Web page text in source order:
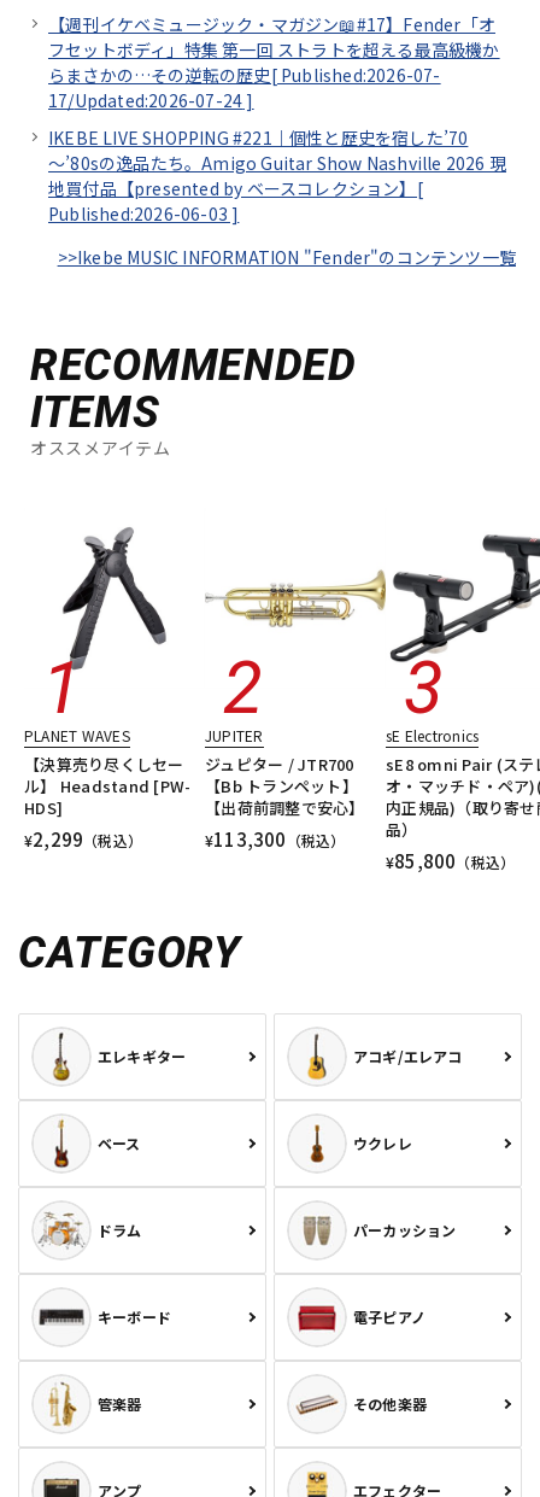
【週刊イケベミュージック・マガジン📖#17】Fender「オ
フセットボディ」特集 第一回 ストラトを超える最高級機か
らまさかの…その逆転の歴史[ Published:2026-07-
17/Updated:2026-07-24 ]
IKEBE LIVE SHOPPING #221｜個性と歴史を宿した’70
～’80sの逸品たち。Amigo Guitar Show Nashville 2026 現
地買付品【presented by ベースコレクション】[
Published:2026-06-03 ]
>>Ikebe MUSIC INFORMATION "Fender"のコンテンツ一覧
RECOMMENDED
ITEMS
オススメアイテム
PLANET WAVES
【決算売り尽くしセー
ル】 Headstand [PW-
HDS]
¥2,299 （税込）
JUPITER
ジュピター / JTR700
【Bb トランペット】
【出荷前調整で安心】
¥113,300 （税込）
sE Electronics
sE8 omni Pair (ステ
オ・マッチド・ペア
内正規品)（取り寄せ
品）
¥85,800 （税込）
CATEGORY
エレキギター アコギ/エレアコ
ベース ウクレレ
ドラム パーカッション
キーボード 電子ピアノ
管楽器 その他楽器
アンプ エフェクター